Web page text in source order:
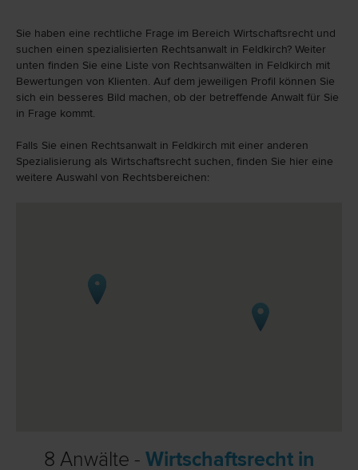
Sie haben eine rechtliche Frage im Bereich Wirtschaftsrecht und
suchen einen spezialisierten Rechtsanwalt in Feldkirch? Weiter
unten finden Sie eine Liste von Rechtsanwälten in Feldkirch mit
Bewertungen von Klienten. Auf dem jeweiligen Profil können Sie
sich ein besseres Bild machen, ob der betreffende Anwalt für Sie
in Frage kommt.
Falls Sie einen Rechtsanwalt in Feldkirch mit einer anderen
Spezialisierung als Wirtschaftsrecht suchen, finden Sie hier eine
weitere Auswahl von Rechtsbereichen:
8 Anwälte - Wirtschaftsrecht in